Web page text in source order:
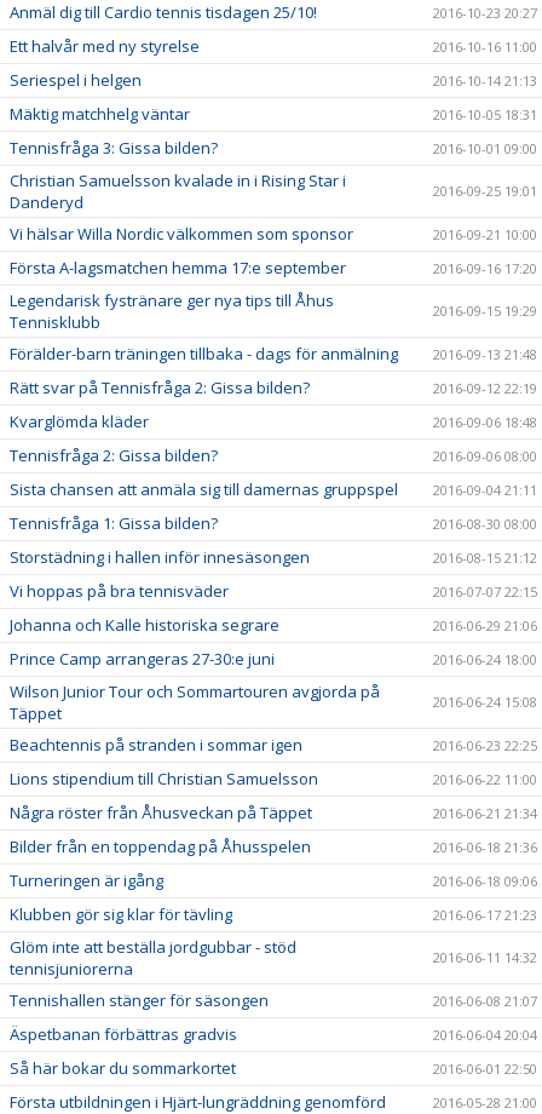
Anmäl dig till Cardio tennis tisdagen 25/10! 2016-10-23 20:27
Ett halvår med ny styrelse 2016-10-16 11:00
Seriespel i helgen 2016-10-14 21:13
Mäktig matchhelg väntar 2016-10-05 18:31
Tennisfråga 3: Gissa bilden? 2016-10-01 09:00
Christian Samuelsson kvalade in i Rising Star i
Danderyd
2016-09-25 19:01
Vi hälsar Willa Nordic välkommen som sponsor 2016-09-21 10:00
Första A-lagsmatchen hemma 17:e september 2016-09-16 17:20
Legendarisk fystränare ger nya tips till Åhus
Tennisklubb
2016-09-15 19:29
Förälder-barn träningen tillbaka - dags för anmälning 2016-09-13 21:48
Rätt svar på Tennisfråga 2: Gissa bilden? 2016-09-12 22:19
Kvarglömda kläder 2016-09-06 18:48
Tennisfråga 2: Gissa bilden? 2016-09-06 08:00
Sista chansen att anmäla sig till damernas gruppspel 2016-09-04 21:11
Tennisfråga 1: Gissa bilden? 2016-08-30 08:00
Storstädning i hallen inför innesäsongen 2016-08-15 21:12
Vi hoppas på bra tennisväder 2016-07-07 22:15
Johanna och Kalle historiska segrare 2016-06-29 21:06
Prince Camp arrangeras 27-30:e juni 2016-06-24 18:00
Wilson Junior Tour och Sommartouren avgjorda på
Täppet
2016-06-24 15:08
Beachtennis på stranden i sommar igen 2016-06-23 22:25
Lions stipendium till Christian Samuelsson 2016-06-22 11:00
Några röster från Åhusveckan på Täppet 2016-06-21 21:34
Bilder från en toppendag på Åhusspelen 2016-06-18 21:36
Turneringen är igång 2016-06-18 09:06
Klubben gör sig klar för tävling 2016-06-17 21:23
Glöm inte att beställa jordgubbar - stöd
tennisjuniorerna
2016-06-11 14:32
Tennishallen stänger för säsongen 2016-06-08 21:07
Äspetbanan förbättras gradvis 2016-06-04 20:04
Så här bokar du sommarkortet 2016-06-01 22:50
Första utbildningen i Hjärt-lungräddning genomförd 2016-05-28 21:00